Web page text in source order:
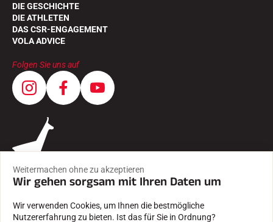
DIE GESCHICHTE
DIE ATHLETEN
DAS CSR-ENGAGEMENT
VOLA ADVICE
Folgen Sie uns auf
Weitermachen ohne zu akzeptieren
Wir gehen sorgsam mit Ihren Daten um
Wir verwenden Cookies, um Ihnen die bestmögliche
Nutzererfahrung zu bieten. Ist das für Sie in Ordnung?